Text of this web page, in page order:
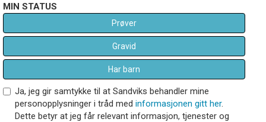
MIN STATUS
Prøver
Gravid
Har barn
Ja, jeg gir samtykke til at Sandviks behandler mine
personopplysninger i tråd med informasjonen gitt her.
Dette betyr at jeg får relevant informasjon, tjenester og